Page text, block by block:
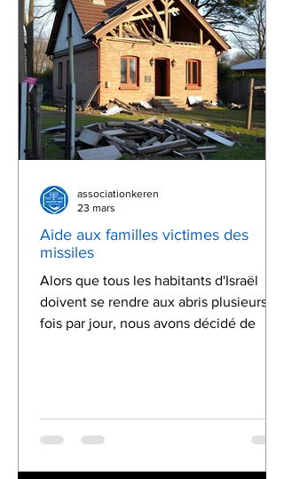
Aide aux familles victimes des
missiles
Alors que tous les habitants d'Israël
doivent se rendre aux abris plusieurs
fois par jour, nous avons décidé de
associationkeren
23 mars